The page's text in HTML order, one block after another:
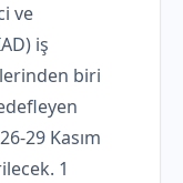
ve
iş
biri
29 Kasım
1